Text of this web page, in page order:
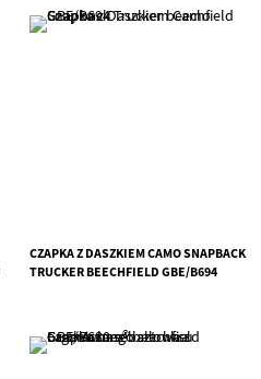
CZAPKA Z DASZKIEM CAMO SNAPBACK
TRUCKER BEECHFIELD GBE/B694